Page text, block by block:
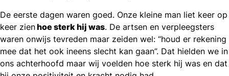
De eerste dagen waren goed. Onze kleine man liet keer op
keer zienhoe sterk hij was. De artsen en verpleegsters
waren onwijs tevreden maar zeiden wel: “houd er rekening
mee dat het ook ineens slecht kan gaan”. Dat hielden we in
ons achterhoofd maar wij voelden hoe sterk hij was en dat